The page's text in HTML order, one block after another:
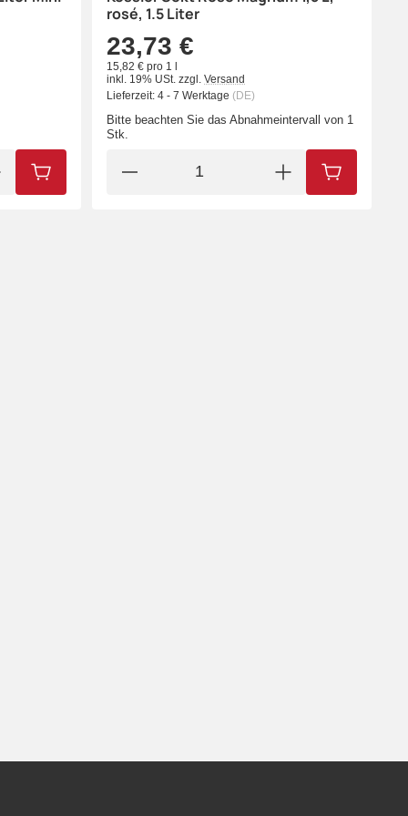
IN DEN WARENKORB
rosé, 1.5 Liter
23,73 €
15,82 € pro 1 l
inkl. 19% USt. zzgl. Versand
Lieferzeit: 4 - 7 Werktage (DE)
Bitte beachten Sie das Abnahmeintervall von 1
Stk.
IN DEN